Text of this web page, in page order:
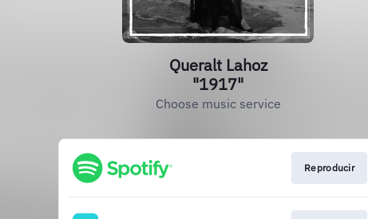
Queralt Lahoz
"1917"
Choose music service
Reproducir